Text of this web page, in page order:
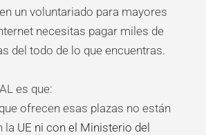
un voluntariado para mayores
necesitas pagar miles de
del todo de lo que encuentras.
es que:
ofrecen esas plazas no están
la UE ni con el Ministerio del